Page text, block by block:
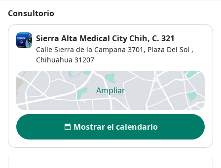
Consultorio
Sierra Alta Medical City Chih, C. 321
Calle Sierra de la Campana 3701, Plaza Del Sol ,
Chihuahua 31207
Ampliarse abre en una nueva
Disponibilidad
Mostrar el calendario